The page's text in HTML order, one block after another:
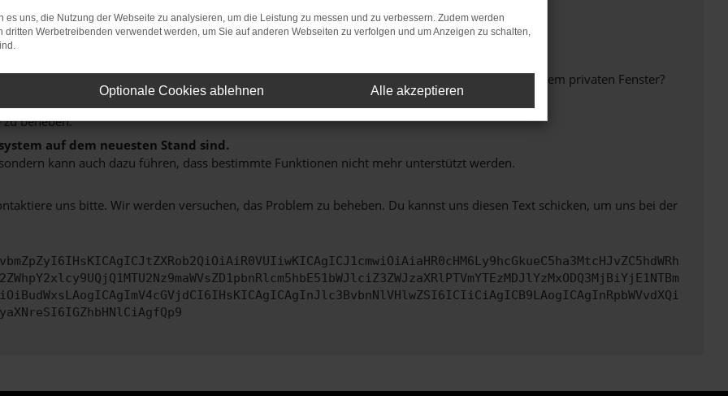
bestimmter Seiten verhindern. Funktioniert die Seite in einem anderen Browser oder in einem privaten Fenster?
beheben.
auf dem neuesten Stand sind.
kann auch dazu führen, dass bestimmte Funktionen nicht mehr unterstützt werden.
uns bitte. Wir werden versuchen, das Problem zu beheben. Du kannst uns diesen Text schicken, um uns bei der
es uns, die Nutzung der Webseite zu analysieren, um die Leistung zu messen und zu verbessern. Zudem werden
dritten Werbetreibenden verwendet werden, um Sie auf anderen Webseiten zu verfolgen und um Anzeigen zu schalten,
Optionale Cookies ablehnen Alle akzeptieren